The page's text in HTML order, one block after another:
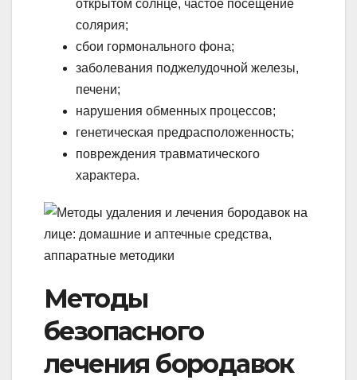
открытом солнце, частое посещение
солярия;
сбои гормонального фона;
заболевания поджелудочной железы,
печени;
нарушения обменных процессов;
генетическая предрасположенность;
повреждения травматического
характера.
Методы
безопасного
лечения бородавок